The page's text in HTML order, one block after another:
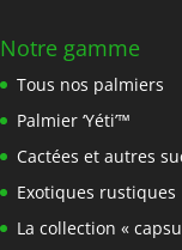
Notre gamme
Tous nos palmiers
Palmier ‘Yéti’™
Cactées et autres
Exotiques rustiques
La collection «